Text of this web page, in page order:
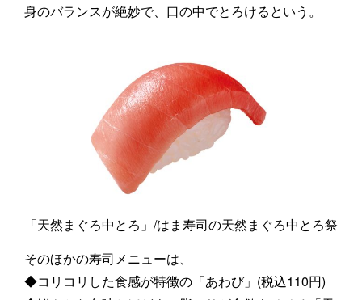
身のバランスが絶妙で、口の中でとろけるという。
「天然まぐろ中とろ」/はま寿司の天然まぐろ中とろ祭
そのほかの寿司メニューは、
◆コリコリした食感が特徴の「あわび」(税込110円)